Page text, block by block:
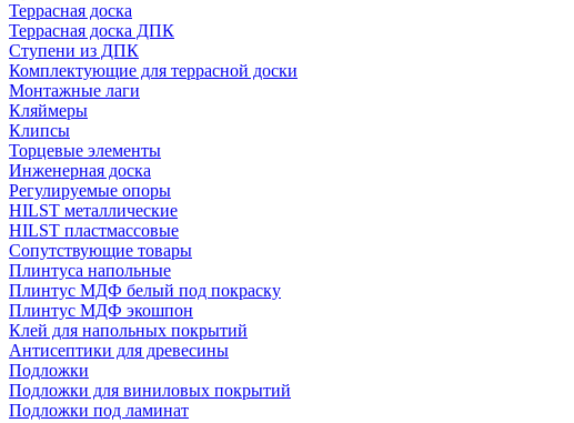
Террасная доска
Террасная доска ДПК
Ступени из ДПК
Комплектующие для террасной доски
Монтажные лаги
Кляймеры
Клипсы
Торцевые элементы
Инженерная доска
Регулируемые опоры
HILST металлические
HILST пластмассовые
Сопутствующие товары
Плинтуса напольные
Плинтус МДФ белый под покраску
Плинтус МДФ экошпон
Клей для напольных покрытий
Антисептики для древесины
Подложки
Подложки для виниловых покрытий
Подложки под ламинат